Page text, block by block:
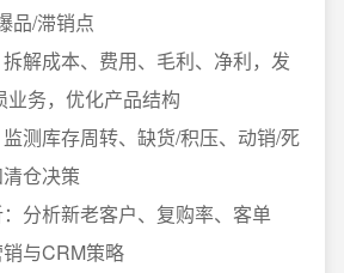
品/滞销点
解成本、费用、毛利、净利，发
业务，优化产品结构
测库存周转、缺货/积压、动销/死
仓决策
分析新老客户、复购率、客单
与CRM策略